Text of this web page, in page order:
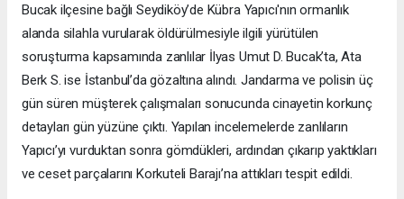
Bucak ilçesine bağlı Seydiköy’de Kübra Yapıcı'nın ormanlık
alanda silahla vurularak öldürülmesiyle ilgili yürütülen
soruşturma kapsamında zanlılar İlyas Umut D. Bucak’ta, Ata
Berk S. ise İstanbul’da gözaltına alındı. Jandarma ve polisin üç
gün süren müşterek çalışmaları sonucunda cinayetin korkunç
detayları gün yüzüne çıktı. Yapılan incelemelerde zanlıların
Yapıcı’yı vurduktan sonra gömdükleri, ardından çıkarıp yaktıkları
ve ceset parçalarını Korkuteli Barajı’na attıkları tespit edildi.